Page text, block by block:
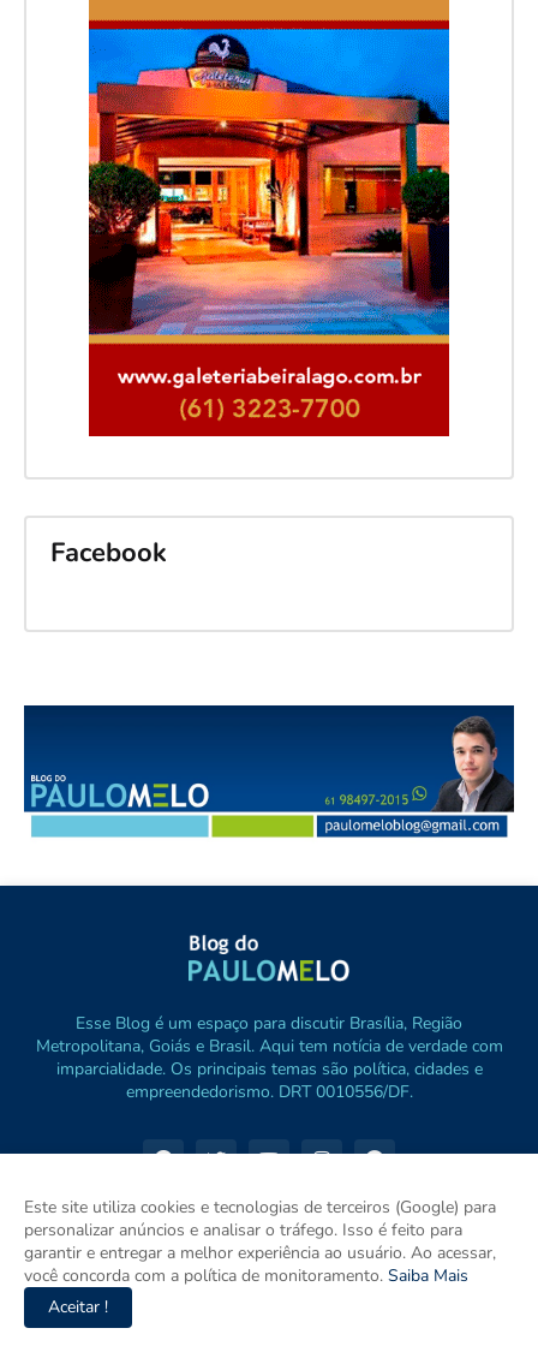
Facebook
Esse Blog é um espaço para discutir Brasília, Região
Metropolitana, Goiás e Brasil. Aqui tem notícia de verdade com
imparcialidade. Os principais temas são política, cidades e
empreendedorismo. DRT 0010556/DF.
Este site utiliza cookies e tecnologias de terceiros (Google) para
personalizar anúncios e analisar o tráfego. Isso é feito para
garantir e entregar a melhor experiência ao usuário. Ao acessar,
você concorda com a política de monitoramento. Saiba Mais
Aceitar !